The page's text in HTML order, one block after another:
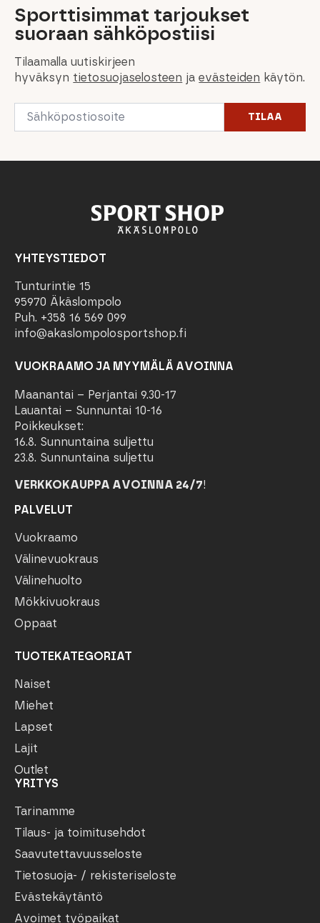
Sporttisimmat tarjoukset
suoraan sähköpostiisi
Tilaamalla uutiskirjeen
hyväksyn tietosuojaselosteen jaevästeiden käytön.
Email
TILAA
YHTEYSTIEDOT
Tunturintie 15
95970 Äkäslompolo
Puh. +358 16 569 099
info@akaslompolosportshop.fi
VUOKRAAMO JA MYYMÄLÄ AVOINNA
Maanantai – Perjantai 9.30-17
Lauantai – Sunnuntai 10-16
Poikkeukset:
16.8. Sunnuntaina suljettu
23.8. Sunnuntaina suljettu
VERKKOKAUPPA AVOINNA 24/7!
PALVELUT
Vuokraamo
Välinevuokraus
Välinehuolto
Mökkivuokraus
Oppaat
TUOTEKATEGORIAT
Naiset
Miehet
Lapset
Lajit
Outlet
YRITYS
Tarinamme
Tilaus- ja toimitusehdot
Saavutettavuusseloste
Tietosuoja- / rekisteriseloste
Evästekäytäntö
Avoimet työpaikat